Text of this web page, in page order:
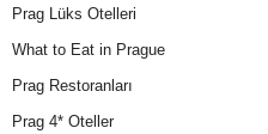
Prag Lüks Otelleri
What to Eat in Prague
Prag Restoranları
Prag 4* Oteller